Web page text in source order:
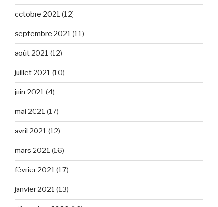
octobre 2021 (12)
septembre 2021 (11)
août 2021 (12)
juillet 2021 (10)
juin 2021 (4)
mai 2021 (17)
avril 2021 (12)
mars 2021 (16)
février 2021 (17)
janvier 2021 (13)